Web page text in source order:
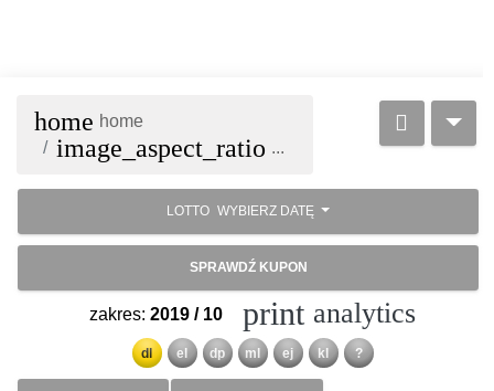
home home
image_aspect_ratio ...
LOTTO WYBIERZ DATĘ
SPRAWDŹ KUPON
zakres: 2019 / 10 print analytics
dl el dp ml ej kl ?